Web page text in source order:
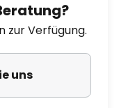
zur Verfügung.
uns